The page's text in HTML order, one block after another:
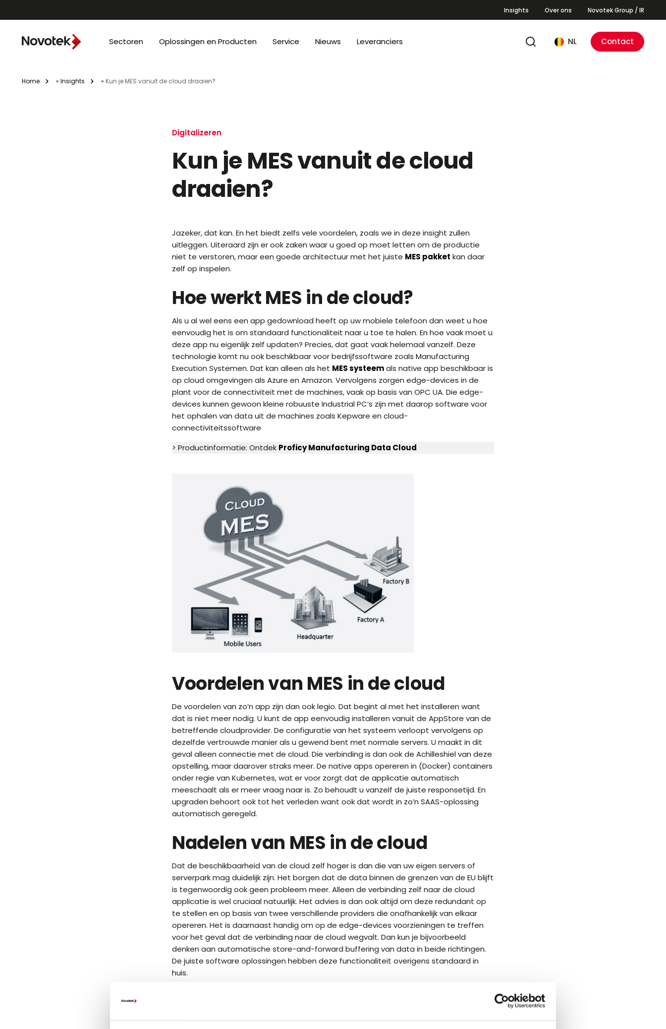
Insights Over ons Novotek Group / IR
Sectoren Oplossingen en Producten Service Nieuws Leveranciers NL Contact
Home » Insights » Kun je MES vanuit de cloud draaien?
Digitalizeren
Kun je MES vanuit de cloud
draaien?
Jazeker, dat kan. En het biedt zelfs vele voordelen, zoals we in deze insight zullen
uitleggen. Uiteraard zijn er ook zaken waar u goed op moet letten om de productie
niet te verstoren, maar een goede architectuur met het juiste MES pakket kan daar
zelf op inspelen.
Hoe werkt MES in de cloud?
Als u al wel eens een app gedownload heeft op uw mobiele telefoon dan weet u hoe
eenvoudig het is om standaard functionaliteit naar u toe te halen. En hoe vaak moet u
deze app nu eigenlijk zelf updaten? Precies, dat gaat vaak helemaal vanzelf. Deze
technologie komt nu ook beschikbaar voor bedrijfssoftware zoals Manufacturing
Execution Systemen. Dat kan alleen als het MES systeemals native app beschikbaar is
op cloud omgevingen als Azure en Amazon. Vervolgens zorgen edge-devices in de
plant voor de connectiviteit met de machines, vaak op basis van OPC UA. Die edge-
devices kunnen gewoon kleine robuuste Industrial PC’s zijn met daarop software voor
het ophalen van data uit de machines zoals Kepware en cloud-
connectiviteitssoftware
> Productinformatie: Ontdek Proficy Manufacturing Data Cloud
Voordelen van MES in de cloud
De voordelen van zo’n app zijn dan ook legio. Dat begint al met het installeren want
dat is niet meer nodig. U kunt de app eenvoudig installeren vanuit de AppStore van de
betreffende cloudprovider. De configuratie van het systeem verloopt vervolgens op
dezelfde vertrouwde manier als u gewend bent met normale servers. U maakt in dit
geval alleen connectie met de cloud. Die verbinding is dan ook de Achilleshiel van deze
opstelling, maar daarover straks meer. De native apps opereren in (Docker) containers
onder regie van Kubernetes, wat er voor zorgt dat de applicatie automatisch
meeschaalt als er meer vraag naar is. Zo behoudt u vanzelf de juiste responsetijd. En
upgraden behoort ook tot het verleden want ook dat wordt in zo’n SAAS-oplossing
automatisch geregeld.
Nadelen van MES in de cloud
Dat de beschikbaarheid van de cloud zelf hoger is dan die van uw eigen servers of
serverpark mag duidelijk zijn. Het borgen dat de data binnen de grenzen van de EU blijft
is tegenwoordig ook geen probleem meer. Alleen de verbinding zelf naar de cloud
applicatie is wel cruciaal natuurlijk. Het advies is dan ook altijd om deze redundant op
te stellen en op basis van twee verschillende providers die onafhankelijk van elkaar
opereren. Het is daarnaast handig om op de edge-devices voorzieningen te treffen
voor het geval dat de verbinding naar de cloud wegvalt. Dan kun je bijvoorbeeld
denken aan automatische store-and-forward buffering van data in beide richtingen.
De juiste software oplossingen hebben deze functionaliteit overigens standaard in
huis.